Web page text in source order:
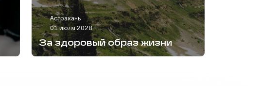
Астрахань
01 июля 2028
За здоровый образ жизни